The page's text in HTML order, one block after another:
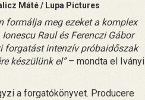
Máté / Lupa Pictures
formálja meg ezeket a komplex
Raul és Ferenczi Gábor
forgatást intenzív próbaidőszak
készülünk el”– mondta el Iványi
a forgatókönyvet. Producere